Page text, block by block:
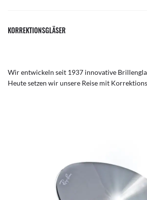
KORREKTIONSGLÄSER
Wir entwickeln seit 1937 innovative
Heute setzen wir unsere Reise mit